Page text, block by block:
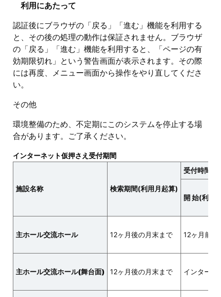
利用にあたって
認証後にブラウザの「戻る」「進む」機能を利用する
と、その後の処理の動作は保証されません。ブラウザ
の「戻る」「進む」機能を利用すると、「ページの有
効期限切れ」という警告画面が表示されます。その際
には再度、メニュー画面から操作をやり直してくださ
い。
その他
環境整備のため、不定期にこのシステムを停止する場
合があります。ご了承ください。
インターネット仮押さえ受付期間
施設名称 検索期間(利用月起算)
受付時間
開 始(利用
主ホール交流ホール 12ヶ月後の月末まで 12ヶ月前の
主ホール交流ホール(舞台面) 12ヶ月後の月末まで インターネ